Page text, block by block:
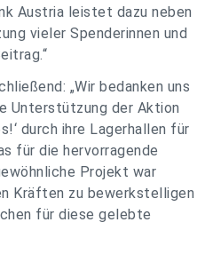
Austria leistet dazu neben
vieler Spenderinnen und
„Wir bedanken uns
Unterstützung der Aktion
durch ihre Lagerhallen für
für die hervorragende
Projekt war
Kräften zu bewerkstelligen
für diese gelebte